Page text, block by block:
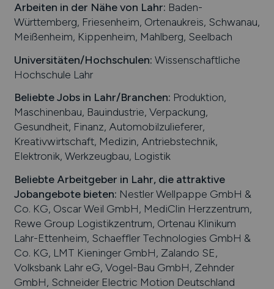
Arbeiten in der Nähe von Lahr: Baden-
Württemberg, Friesenheim, Ortenaukreis, Schwanau,
Meißenheim, Kippenheim, Mahlberg, Seelbach
Universitäten/Hochschulen: Wissenschaftliche
Hochschule Lahr
Beliebte Jobs in Lahr/Branchen: Produktion,
Maschinenbau, Bauindustrie, Verpackung,
Gesundheit, Finanz, Automobilzulieferer,
Kreativwirtschaft, Medizin, Antriebstechnik,
Elektronik, Werkzeugbau, Logistik
Beliebte Arbeitgeber in Lahr, die attraktive
Jobangebote bieten: Nestler Wellpappe GmbH &
Co. KG, Oscar Weil GmbH, MediClin Herzzentrum,
Rewe Group Logistikzentrum, Ortenau Klinikum
Lahr-Ettenheim, Schaeffler Technologies GmbH &
Co. KG, LMT Kieninger GmbH, Zalando SE,
Volksbank Lahr eG, Vogel-Bau GmbH, Zehnder
GmbH, Schneider Electric Motion Deutschland